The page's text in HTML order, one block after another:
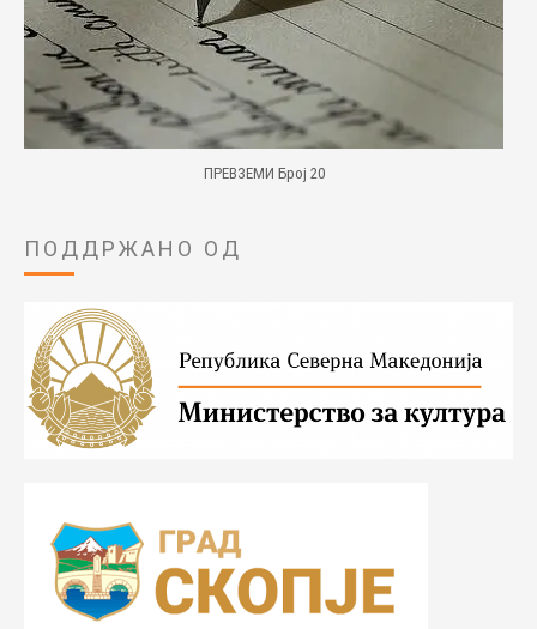
ПРЕВЗЕМИ Број 20
ПОДДРЖАНО ОД